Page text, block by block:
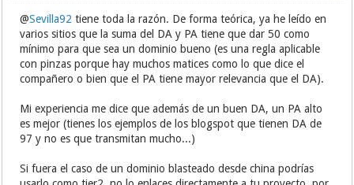
@Sevilla92 tiene toda la razón. De forma teórica, ya he leído en
varios sitios que la suma del DA y PA tiene que dar 50 como
mínimo para que sea un dominio bueno (es una regla aplicable
con pinzas porque hay muchos matices como lo que dice el
compañero o bien que el PA tiene mayor relevancia que el DA).
Mi experiencia me dice que además de un buen DA, un PA alto
es mejor (tienes los ejemplos de los blogspot que tienen DA de
97 y no es que transmitan mucho...)
Si fuera el caso de un dominio blasteado desde china podrías